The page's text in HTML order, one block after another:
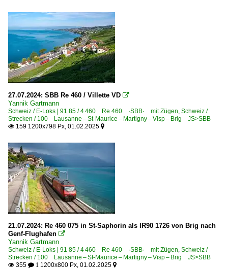
27.07.2024: SBB Re 460 / Villette VD 
Yannik Gartmann
Schweiz / E-Loks | 91 85 / 4 460 Re 460 ·SBB· mit Zügen, Schweiz /
Strecken / 100 Lausanne – St-Maurice – Martigny – Visp – Brig JS>SBB
 159 1200x798 Px, 01.02.2025 
21.07.2024: Re 460 075 in St-Saphorin als IR90 1726 von Brig nach
Genf-Flughafen 
Yannik Gartmann
Schweiz / E-Loks | 91 85 / 4 460 Re 460 ·SBB· mit Zügen, Schweiz /
Strecken / 100 Lausanne – St-Maurice – Martigny – Visp – Brig JS>SBB
 355  1 1200x800 Px, 01.02.2025 